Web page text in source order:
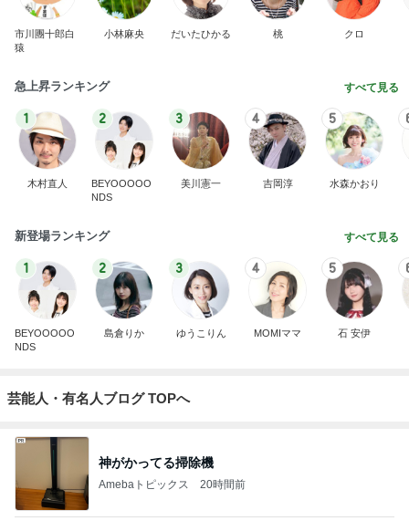
市川團十郎白
猿
小林麻央 だいたひかる 桃 クロ
急上昇ランキング すべて見る
1
木村直人
2
BEYOOOOO
NDS
3
美川憲一
4
吉岡淳
5
水森かおり
新登場ランキング すべて見る
1
BEYOOOOO
NDS
2
島倉りか
3
ゆうこりん
4
MOMIママ
5
石 安伊
芸能人・有名人ブログ TOPへ
神がかってる掃除機
Amebaトピックス 20時間前